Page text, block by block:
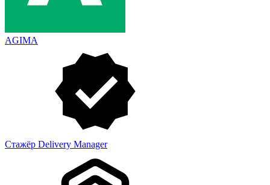
AGIMA
Стажёр Delivery Manager